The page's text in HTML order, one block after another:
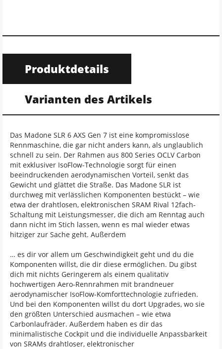
Produktdetails
Varianten des Artikels
Das Madone SLR 6 AXS Gen 7 ist eine kompromisslose
Rennmaschine, die gar nicht anders kann, als unglaublich
schnell zu sein. Der Rahmen aus 800 Series OCLV Carbon
mit exklusiver IsoFlow-Technologie sorgt für einen
beeindruckenden aerodynamischen Vorteil, senkt das
Gewicht und glättet die Straße. Das Madone SLR ist
durchweg mit verlässlichen Komponenten bestückt – wie
etwa der drahtlosen, elektronischen SRAM Rival 12fach-
Schaltung mit Leistungsmesser, die dich am Renntag auch
dann nicht im Stich lassen, wenn es mal wieder etwas
hitziger zur Sache geht. Außerdem
… es dir vor allem um Geschwindigkeit geht und du die
Komponenten willst, die dir diese ermöglichen. Du gibst
dich mit nichts Geringerem als einem qualitativ
hochwertigen Aero-Rennrahmen mit brandneuer
aerodynamischer IsoFlow-Komforttechnologie zufrieden.
Und bei den Komponenten willst du dort Upgrades, wo sie
den größten Unterschied ausmachen – wie etwa
Carbonlaufräder. Außerdem haben es dir das
minimalistische Cockpit und die individuelle Anpassbarkeit
von SRAMs drahtloser, elektronischer